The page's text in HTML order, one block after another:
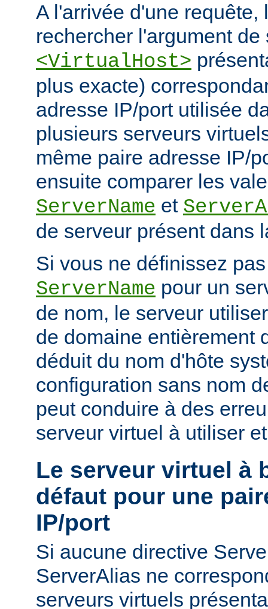
A l'arrivée d'une requête,
rechercher l'argument de
<VirtualHost>
plus exacte)
adresse IP/port utilisée
plusieurs serveurs
même paire adresse IP/
ensuite comparer les
ServerName et
de serveur présent dans
Si vous ne définissez
ServerName pour un
de nom, le serveur
de domaine entièrement
déduit du nom d'hôte
configuration sans nom
peut conduire à des
serveur virtuel à utiliser
Le serveur virtuel à
défaut pour une
IP/port
Si aucune directive
ServerAlias ne
serveurs virtuels